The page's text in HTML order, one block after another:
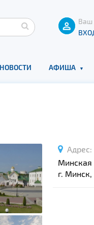
Ваш
НОВОСТИ АФИША
Адрес:
Минская
г.